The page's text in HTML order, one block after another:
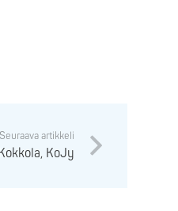
Seuraava artikkeli
KoJy